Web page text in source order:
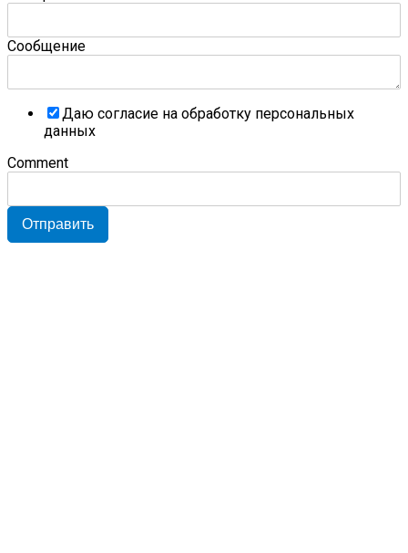
Сообщение
Даю согласие на обработку персональных
данных
Comment
Отправить